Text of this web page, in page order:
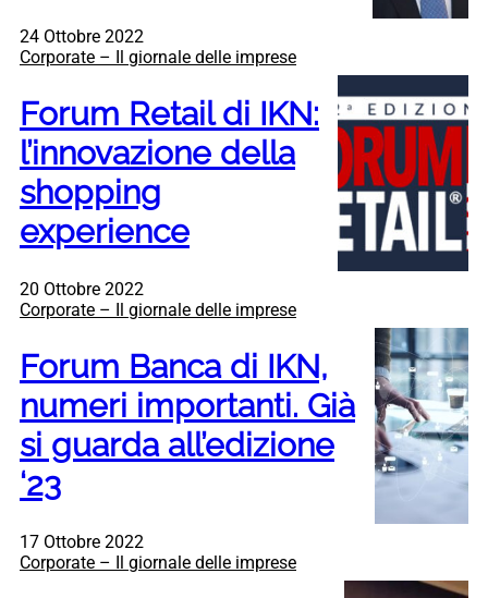
24 Ottobre 2022
Corporate – Il giornale delle imprese
Forum Retail di IKN:
l’innovazione della
shopping
experience
20 Ottobre 2022
Corporate – Il giornale delle imprese
Forum Banca di IKN,
numeri importanti. Già
si guarda all’edizione
‘23
17 Ottobre 2022
Corporate – Il giornale delle imprese